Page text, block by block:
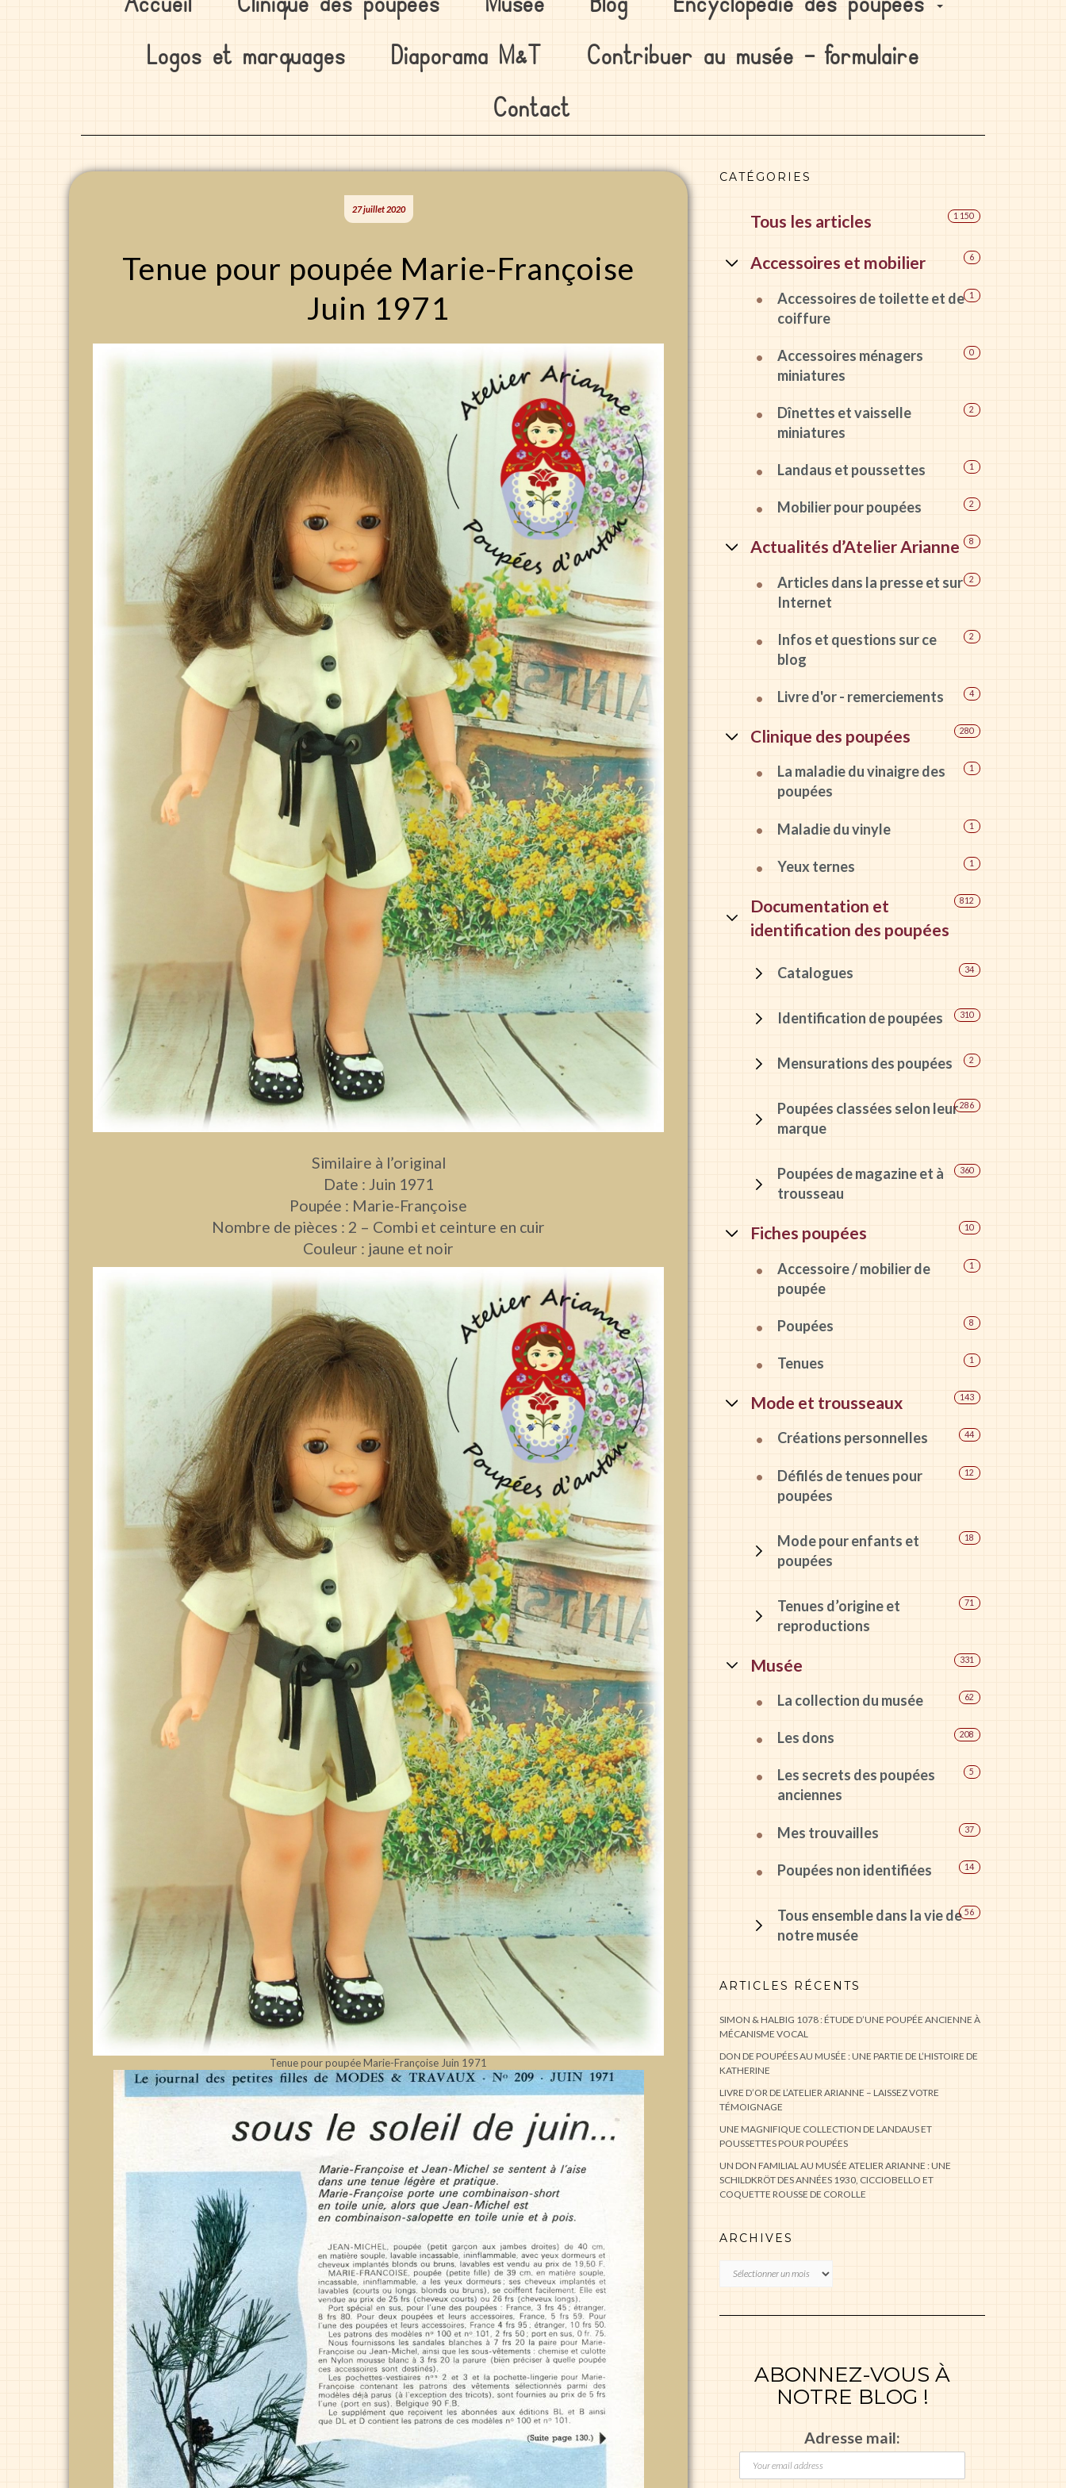
Logos et marquages
Diaporama M&T
Contribuer au musée – formulaire
Contact
27 juillet 2020
Tenue pour poupée Marie-Françoise
Juin 1971
Similaire à l’original
Date : Juin 1971
Poupée : Marie-Françoise
Nombre de pièces : 2 – Combi et ceinture en cuir
Couleur : jaune et noir
Tenue pour poupée Marie-Françoise Juin 1971
CATÉGORIES
Tous les articles 1 150
Accessoires et mobilier 6
Accessoires de toilette et de
coiffure
1
Accessoires ménagers
miniatures
0
Dînettes et vaisselle
miniatures
2
Landaus et poussettes 1
Mobilier pour poupées 2
Actualités d’Atelier Arianne 8
Articles dans la presse et sur
Internet
2
Infos et questions sur ce
blog
2
Livre d'or - remerciements 4
Clinique des poupées 280
La maladie du vinaigre des
poupées
1
Maladie du vinyle 1
Yeux ternes 1
Documentation et
identification des poupées
812
Catalogues 34
Identification de poupées 310
Mensurations des poupées 2
Poupées classées selon leur
marque
286
Poupées de magazine et à
trousseau
360
Fiches poupées 10
Accessoire / mobilier de
poupée
1
Poupées 8
Tenues 1
Mode et trousseaux 143
Créations personnelles 44
Défilés de tenues pour
poupées
12
Mode pour enfants et
poupées
18
Tenues d’origine et
reproductions
71
Musée 331
La collection du musée 62
Les dons 208
Les secrets des poupées
anciennes
5
Mes trouvailles 37
Poupées non identifiées 14
Tous ensemble dans la vie de
notre musée
56
ARTICLES RÉCENTS
SIMON & HALBIG 1078 : ÉTUDE D’UNE POUPÉE ANCIENNE À
MÉCANISME VOCAL
DON DE POUPÉES AU MUSÉE : UNE PARTIE DE L’HISTOIRE DE
KATHERINE
LIVRE D’OR DE L’ATELIER ARIANNE – LAISSEZ VOTRE
TÉMOIGNAGE
UNE MAGNIFIQUE COLLECTION DE LANDAUS ET
POUSSETTES POUR POUPÉES
UN DON FAMILIAL AU MUSÉE ATELIER ARIANNE : UNE
SCHILDKRÖT DES ANNÉES 1930, CICCIOBELLO ET
COQUETTE ROUSSE DE COROLLE
ARCHIVES
ABONNEZ-VOUS À
NOTRE BLOG !
Adresse mail: